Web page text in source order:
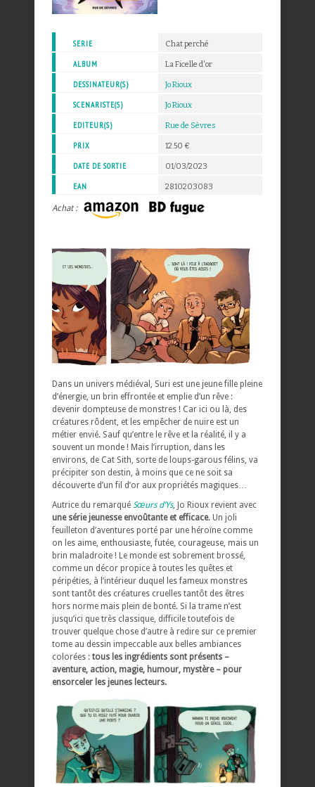
SERIE Chat perché
ALBUM La Ficelle d'or
DESSINATEUR(S) Jo Rioux
SCENARISTE(S) Jo Rioux
EDITEUR(S) Rue de Sèvres
PRIX 12.50 €
DATE DE SORTIE 01/03/2023
EAN 2810203083
Achat :
Dans un univers médiéval, Suri est une jeune fille pleine
d’énergie, un brin effrontée et emplie d’un rêve :
devenir dompteuse de monstres ! Car ici ou là, des
créatures rôdent, et les empêcher de nuire est un
métier envié. Sauf qu’entre le rêve et la réalité, il y a
souvent un monde ! Mais l’irruption, dans les
environs, de Cat Sith, sorte de loups-garous félins, va
précipiter son destin, à moins que ce ne soit sa
découverte d’un fil d’or aux propriétés magiques…
Autrice du remarqué Sœurs d’Ys, Jo Rioux revient avec
une série jeunesse envoûtante et efficace. Un joli
feuilleton d’aventures porté par une héroïne comme
on les aime, enthousiaste, futée, courageuse, mais un
brin maladroite ! Le monde est sobrement brossé,
comme un décor propice à toutes les quêtes et
péripéties, à l’intérieur duquel les fameux monstres
sont tantôt des créatures cruelles tantôt des êtres
hors norme mais plein de bonté. Si la trame n’est
jusqu’ici que très classique, difficile toutefois de
trouver quelque chose d’autre à redire sur ce premier
tome au dessin impeccable aux belles ambiances
colorées : tous les ingrédients sont présents –
aventure, action, magie, humour, mystère – pour
ensorceler les jeunes lecteurs.